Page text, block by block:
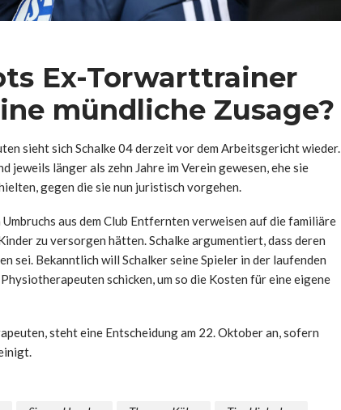
Ex-Torwarttrainer
mündliche Zusage?
sieht sich Schalke 04 derzeit vor dem Arbeitsgericht wieder.
jeweils länger als zehn Jahre im Verein gewesen, ehe sie
gegen die sie nun juristisch vorgehen.
aus dem Club Entfernten verweisen auf die familiäre
zu versorgen hätten. Schalke argumentiert, dass deren
Bekanntlich will Schalker seine Spieler in der laufenden
schicken, um so die Kosten für eine eigene
steht eine Entscheidung am 22. Oktober an, sofern